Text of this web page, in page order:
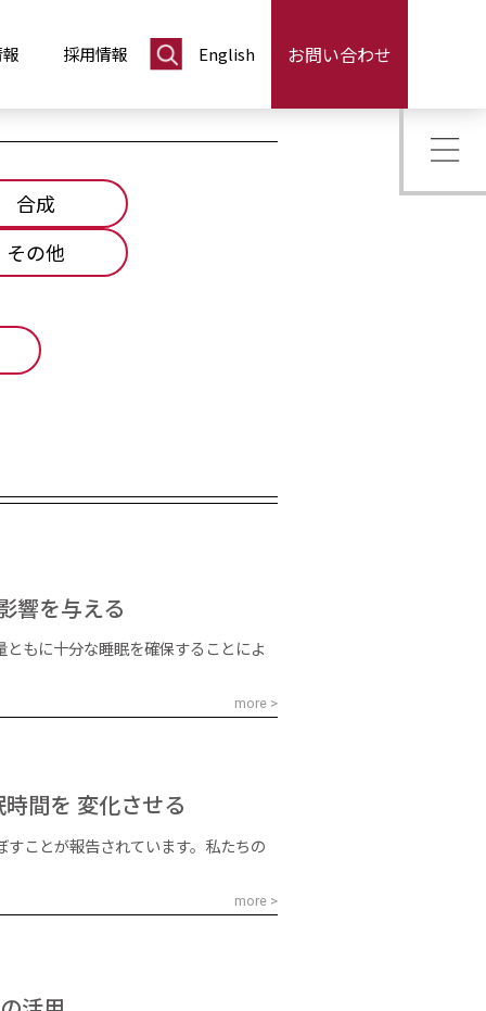
採用情報 English お問い合わせ
合成
その他
響を与える
もに十分な睡眠を確保することによ
more >
間を 変化させる
ことが報告されています。私たちの
more >